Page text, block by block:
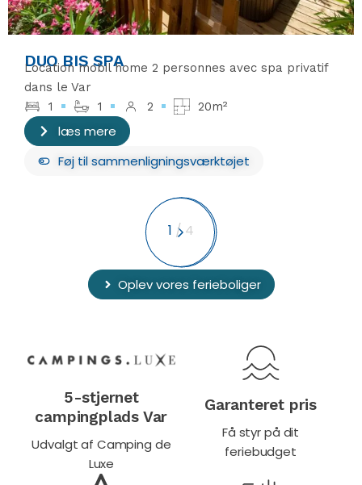
DUO BIS SPA
Location mobil home 2 personnes avec spa privatif
dans le Var
1
1 2 20m²
læs mere
Føj til sammenligningsværktøjet
1 /4
Oplev vores ferieboliger
5-stjernet
campingplads Var
Udvalgt af Camping de
Luxe
Garanteret pris
Få styr på dit
feriebudget